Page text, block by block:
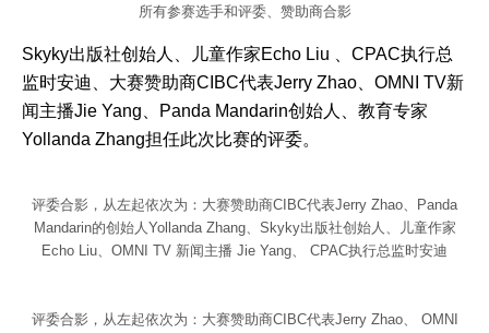
所有参赛选手和评委、赞助商合影
Skyky出版社创始人、儿童作家Echo Liu 、CPAC执行总
监时安迪、大赛赞助商CIBC代表Jerry Zhao、OMNI TV新
闻主播Jie Yang、Panda Mandarin创始人、教育专家
Yollanda Zhang担任此次比赛的评委。
评委合影，从左起依次为：大赛赞助商CIBC代表Jerry Zhao、Panda
Mandarin的创始人Yollanda Zhang、Skyky出版社创始人、儿童作家
Echo Liu、OMNI TV 新闻主播 Jie Yang、 CPAC执行总监时安迪
评委合影，从左起依次为：大赛赞助商CIBC代表Jerry Zhao、 OMNI